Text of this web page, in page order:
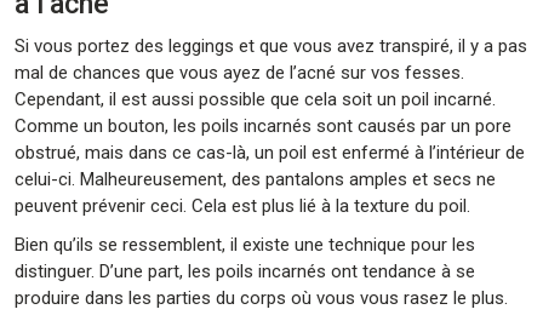
Si vous portez des leggings et que vous avez transpiré, il y a pas
mal de chances que vous ayez de l’acné sur vos fesses.
Cependant, il est aussi possible que cela soit un poil incarné.
Comme un bouton, les poils incarnés sont causés par un pore
obstrué, mais dans ce cas-là, un poil est enfermé à l’intérieur de
celui-ci. Malheureusement, des pantalons amples et secs ne
peuvent prévenir ceci. Cela est plus lié à la texture du poil.
Bien qu’ils se ressemblent, il existe une technique pour les
distinguer. D’une part, les poils incarnés ont tendance à se
produire dans les parties du corps où vous vous rasez le plus.